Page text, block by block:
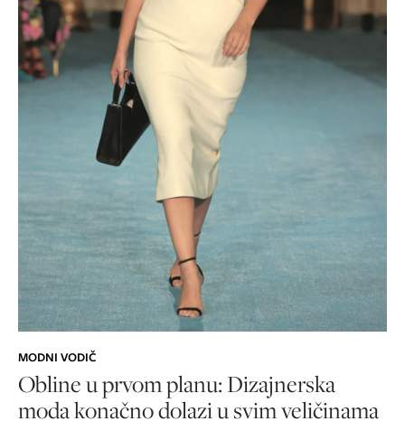
MODNI VODIČ
Obline u prvom planu: Dizajnerska
moda konačno dolazi u svim veličinama